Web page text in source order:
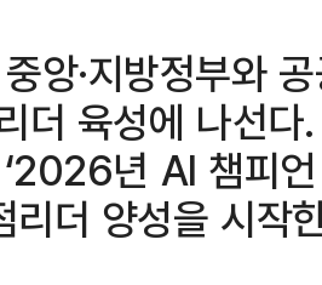
앙·지방정부와
더 육성에 나선
년 AI 챔피
리더 양성을 시작